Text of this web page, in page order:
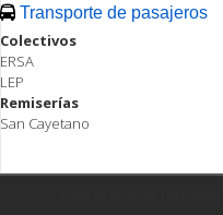
Transporte de pasajeros
Colectivos
ERSA
LEP
Remiserías
San Cayetano